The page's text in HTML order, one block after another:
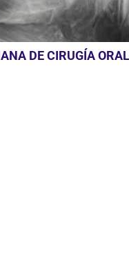
DE CIRUGÍA